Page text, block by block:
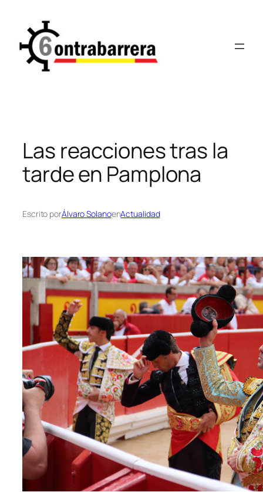
contenido
Las reacciones tras la
tarde en Pamplona
Escrito porÁlvaro SolanoenActualidad